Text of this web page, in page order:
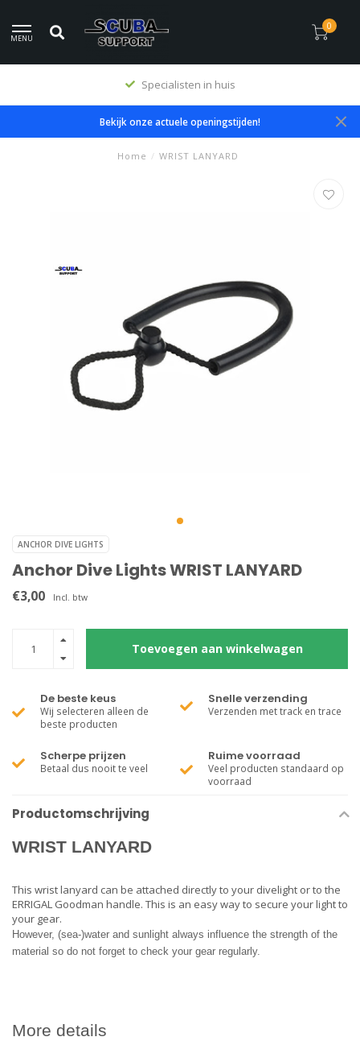
MENU
0
Specialisten in huis
Bekijk onze actuele openingstijden!
Home / WRIST LANYARD
ANCHOR DIVE LIGHTS
Anchor Dive Lights WRIST LANYARD
€3,00 Incl. btw
Toevoegen aan winkelwagen
De beste keus
Wij selecteren alleen de
beste producten
Snelle verzending
Verzenden met track en trace
Scherpe prijzen
Betaal dus nooit te veel
Ruime voorraad
Veel producten standaard op
voorraad
Productomschrijving
WRIST LANYARD
This wrist lanyard can be attached directly to your divelight or to the
ERRIGAL Goodman handle. This is an easy way to secure your light to
your gear.
However, (sea-)water and sunlight always influence the strength of the
material so do not forget to check your gear regularly.
More details